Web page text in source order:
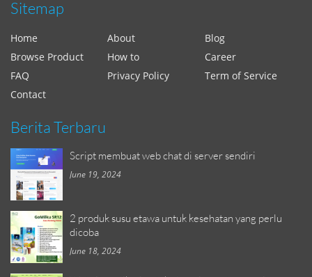
Sitemap
Home About
Blog
Browse Product
How to
Career
FAQ
Privacy Policy
Term of Service
Contact
Berita Terbaru
Script membuat web chat di server sendiri
June 19, 2024
2 produk susu etawa untuk kesehatan yang perlu
dicoba
June 18, 2024